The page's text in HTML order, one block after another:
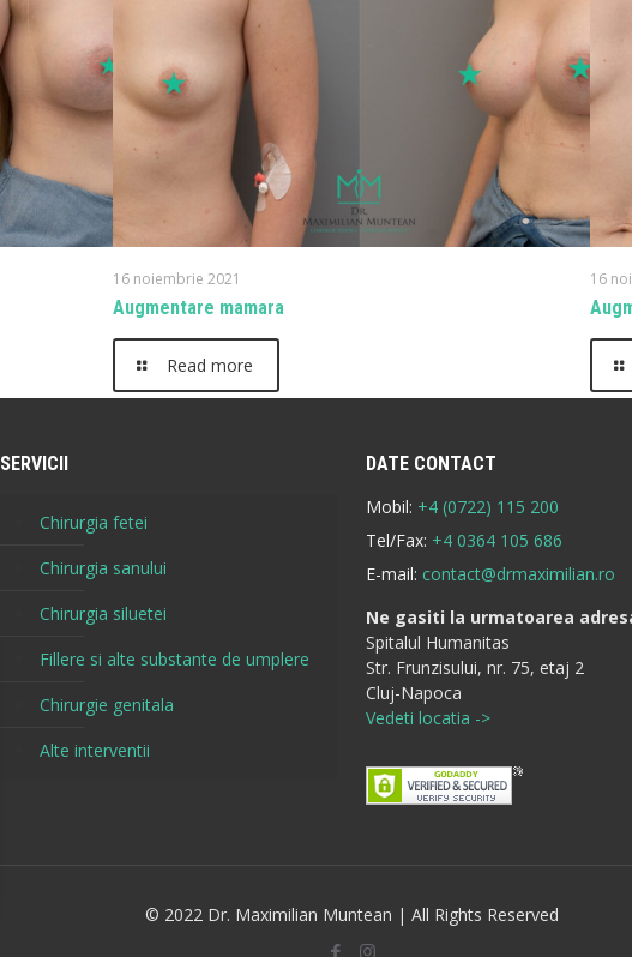
16 noiembrie 2021
Augmentare mamara
Read more
16
SERVICII
Chirurgia fetei
Chirurgia sanului
Chirurgia siluetei
Fillere si alte substante de umplere
Chirurgie genitala
Alte interventii
DATE CONTACT
Mobil: +4 (0722) 115 200
Tel/Fax: +4 0364 105 686
E-mail: contact@drmaximilian.ro
Ne gasiti la urmatoarea
Spitalul Humanitas
Str. Frunzisului, nr. 75, etaj 2
Cluj-Napoca
Vedeti locatia ->
© 2022 Dr. Maximilian Muntean | All Rights Reserved